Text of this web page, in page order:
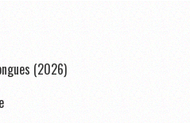
(2026)